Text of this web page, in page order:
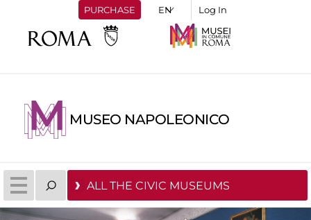
PURCHASE Log In
MUSEO NAPOLEONICO
ALL THE CIVIC MUSEUMS